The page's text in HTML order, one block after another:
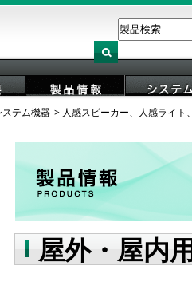
製品情報 システ
テム機器 人感スピーカー、人感ライ
屋外・屋内